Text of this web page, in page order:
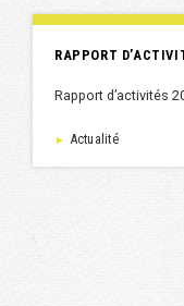
RAPPORT
Rapport d’activités
► Actualité